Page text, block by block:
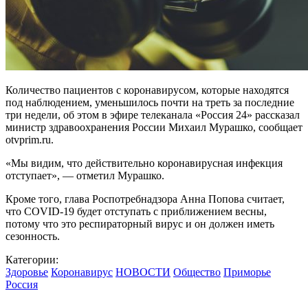
Количество пациентов с коронавирусом, которые находятся
под наблюдением, уменьшилось почти на треть за последние
три недели, об этом в эфире телеканала «Россия 24» рассказал
министр здравоохранения России Михаил Мурашко, сообщает
otvprim.ru.
«Мы видим, что действительно коронавирусная инфекция
отступает», — отметил Мурашко.
Кроме того, глава Роспотребнадзора Анна Попова считает,
что COVID-19 будет​ отступать с приближением весны,
потому что это респираторный вирус и он должен иметь
сезонность.
Категории:
Здоровье Коронавирус НОВОСТИ Общество Приморье
Россия